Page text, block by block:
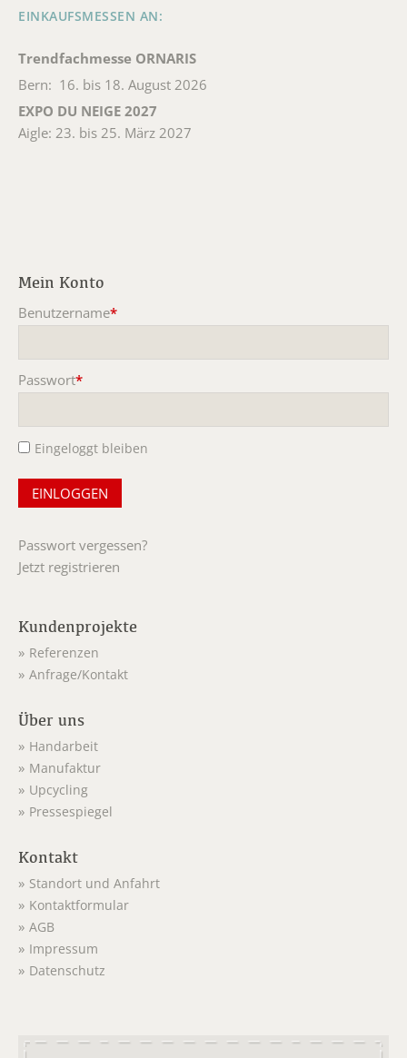
EINKAUFSMESSEN AN:
Trendfachmesse ORNARIS
Bern: 16. bis 18. August 2026
EXPO DU NEIGE 2027
Aigle: 23. bis 25. März 2027
Mein Konto
Benutzername*
Passwort*
Eingeloggt bleiben
Passwort vergessen?
Jetzt registrieren
Kundenprojekte
Referenzen
Anfrage/Kontakt
Über uns
Handarbeit
Manufaktur
Upcycling
Pressespiegel
Kontakt
Standort und Anfahrt
Kontaktformular
AGB
Impressum
Datenschutz